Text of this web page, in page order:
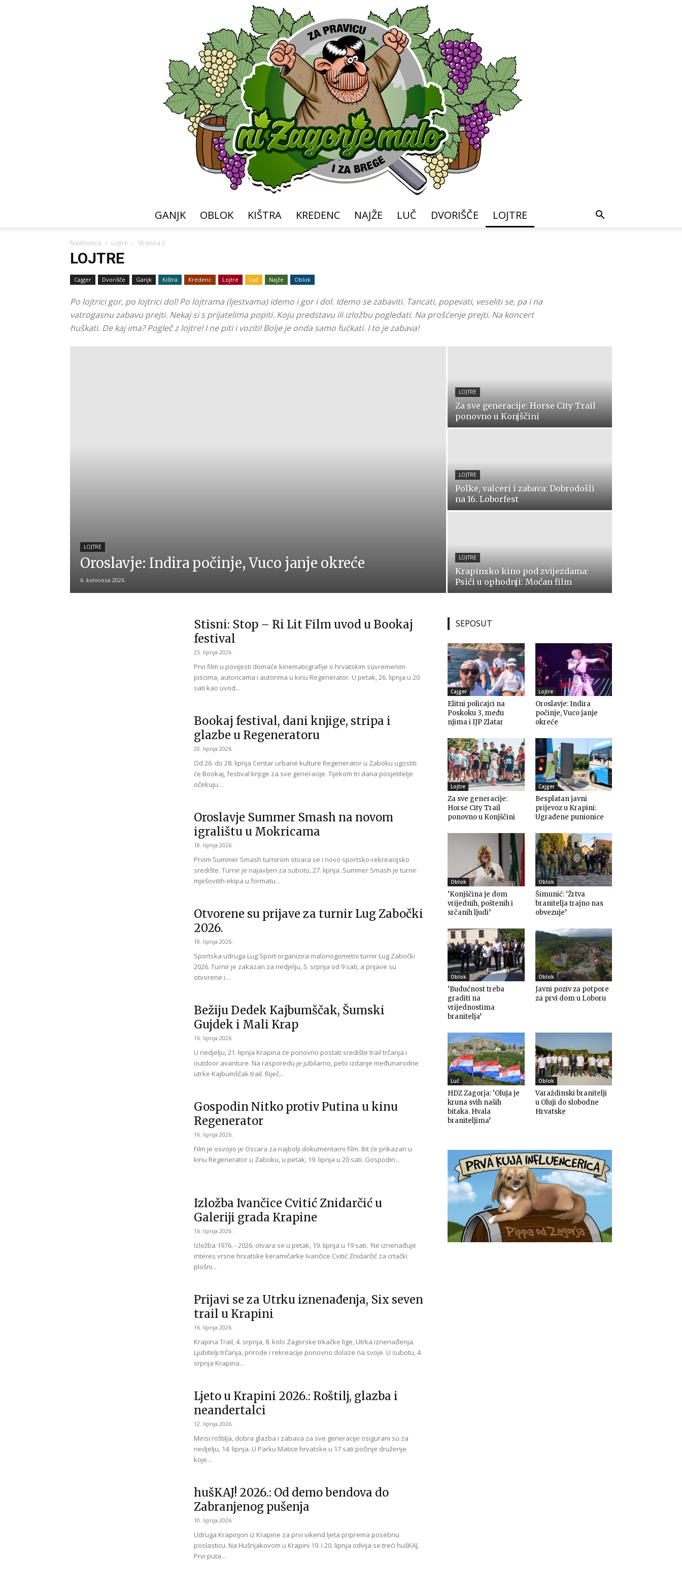
Zagorje
GANJK OBLOK KIŠTRA KREDENC NAJŽE LUČ DVORIŠČE LOJTRE
Naslovnica Lojtre Stranica 2
LOJTRE
Cajger Dvorišče Ganjk Kištra Kredenc Lojtre Luč Najže Oblok
Po lojtrici gor, po lojtrici dol! Po lojtrama (ljestvama) idemo i gor i dol. Idemo se zabaviti. Tancati, popevati, veseliti se, pa i na
vatrogasnu zabavu prejti. Nekaj si s prijatelima popiti. Koju predstavu ili izložbu pogledati. Na prošćenje prejti. Na koncert
huškati. De kaj ima? Pogleč z lojtre! I ne piti i voziti! Bolje je onda samo fućkati. I to je zabava!
LOJTRE
Oroslavje: Indira počinje, Vuco janje okreće
6. kolovoza 2026.
LOJTRE
Za sve generacije: Horse City Trail
ponovno u Konjščini
LOJTRE
Polke, valceri i zabava: Dobrodošli
na 16. Loborfest
LOJTRE
Krapinsko kino pod zvijezdama:
Psići u ophodnji: Moćan film
Stisni: Stop – Ri Lit Film uvod u Bookaj
festival
25. lipnja 2026.
Prvi film u povijesti domaće kinematografije o hrvatskim suvremenim
piscima, autoricama i autorima u kinu Regenerator. U petak, 26. lipnja u 20
sati kao uvod...
Bookaj festival, dani knjige, stripa i
glazbe u Regeneratoru
20. lipnja 2026.
Od 26. do 28. lipnja Centar urbane kulture Regenerator u Zaboku ugostiti
će Bookaj, festival knjige za sve generacije. Tijekom tri dana posjetitelje
očekuju...
Oroslavje Summer Smash na novom
igralištu u Mokricama
18. lipnja 2026.
Prvim Summer Smash turnirom otvara se i novo sportsko-rekreacijsko
središte. Turnir je najavljen za subotu, 27. lipnja. Summer Smash je turnir
mješovitih ekipa u formatu...
Otvorene su prijave za turnir Lug Zabočki
2026.
18. lipnja 2026.
Sportska udruga Lug Sport organizira malonogometni turnir Lug Zabočki
2026. Turnir je zakazan za nedjelju, 5. srpnja od 9 sati, a prijave su
otvorene i...
Bežiju Dedek Kajbumščak, Šumski
Gujdek i Mali Krap
16. lipnja 2026.
U nedjelju, 21. lipnja Krapina će ponovno postati središte trail trčanja i
outdoor avanture. Na rasporedu je jubilarno, peto izdanje međunarodne
utrke Kajbumščak trail. Riječ...
Gospodin Nitko protiv Putina u kinu
Regenerator
16. lipnja 2026.
Film je osvojio je Oscara za najbolji dokumentarni film. Bit će prikazan u
kinu Regenerator u Zaboku, u petak, 19. lipnja u 20 sati. Gospodin...
Izložba Ivančice Cvitić Znidarčić u
Galeriji grada Krapine
16. lipnja 2026.
Izložba 1976. - 2026. otvara se u petak, 19. lipnja u 19 sati. 'Ne iznenađuje
interes vrsne hrvatske keramičarke Ivančice Cvitić Znidarčić za crtački
plošni...
Prijavi se za Utrku iznenađenja, Six seven
trail u Krapini
16. lipnja 2026.
Krapina Trail, 4. srpnja, 8. kolo Zagorske trkačke lige, Utrka iznenađenja.
Ljubitelji trčanja, prirode i rekreacije ponovno dolaze na svoje. U subotu, 4.
srpnja Krapina...
Ljeto u Krapini 2026.: Roštilj, glazba i
neandertalci
12. lipnja 2026.
Mirisi roštilja, dobra glazba i zabava za sve generacije osigurani su za
nedjelju, 14. lipnja. U Parku Matice hrvatske u 17 sati počinje druženje
koje...
hušKAJ! 2026.: Od demo bendova do
Zabranjenog pušenja
10. lipnja 2026.
Udruga Krapinjon iz Krapine za prvi vikend ljeta priprema posebnu
poslasticu. Na Hušnjakovom u Krapini 19. i 20. lipnja odvija se treći hušKAJ.
Prvi puta...
SEPOSUT
Cajger
Elitni policajci na
Poskoku 3, među
njima i IJP Zlatar
Lojtre
Oroslavje: Indira
počinje, Vuco janje
okreće
Lojtre
Za sve generacije:
Horse City Trail
ponovno u Konjščini
Cajger
Besplatan javni
prijevoz u Krapini:
Ugrađene punionice
Oblok
‘Konjščina je dom
vrijednih, poštenih i
srčanih ljudi’
Oblok
Šimunić: ‘Žrtva
branitelja trajno nas
obvezuje’
Oblok
‘Budućnost treba
graditi na
vrijednostima
branitelja’
Oblok
Javni poziv za potpore
za prvi dom u Loboru
Luč
HDZ Zagorja: ‘Oluja je
kruna svih naših
bitaka. Hvala
braniteljima’
Oblok
Varaždinski branitelji
u Oluji do slobodne
Hrvatske